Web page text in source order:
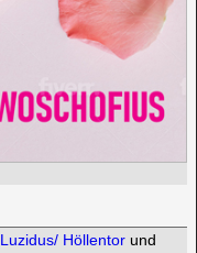
Luzidus/ Höllentor und